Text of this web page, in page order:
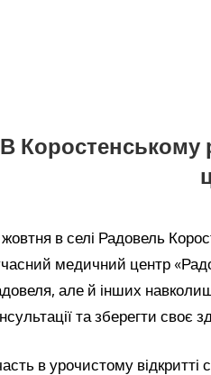
В Коростенському
жовтня в селі Радовель
медичний центр
але й інших
та зберегти своє
в урочистому відкритті